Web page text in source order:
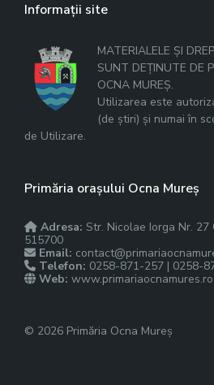
Informații site
MATERIALELE ȘI
SUNT DEȚINUTE DE
OCNA MUREȘ.
Utilizarea este
(de știri) și numai în
de Utilizare.
Primăria orașului Ocna Mureș
Adresa: Str. Nicolae Iorga Nr.
515700
Email:
Telefon: 0258-871-257 | 0258-
Web: www.primariaocnamures.ro
© 2026 Primăria Ocna Mureș